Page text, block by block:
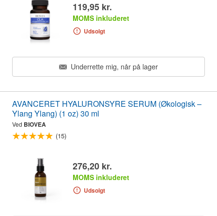
119,95 kr.
MOMS inkluderet
Udsolgt
Underrette mig, når på lager
AVANCERET HYALURONSYRE SERUM (Økologisk –
Ylang Ylang) (1 oz) 30 ml
Ved BIOVEA
(15)
276,20 kr.
MOMS inkluderet
Udsolgt